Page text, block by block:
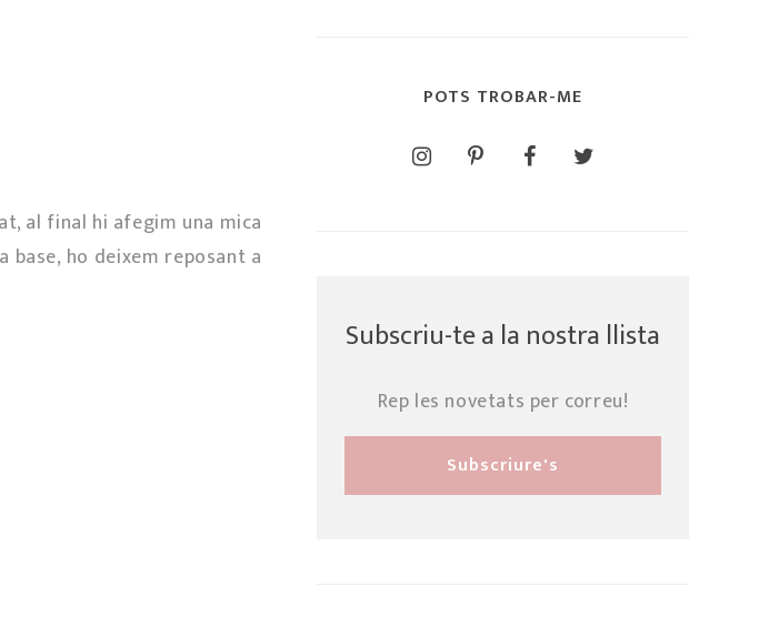
al final hi afegim una mica
base, ho deixem reposant a
POTS TROBAR-ME
Subscriu-te a la nostra llista
Rep les novetats per correu!